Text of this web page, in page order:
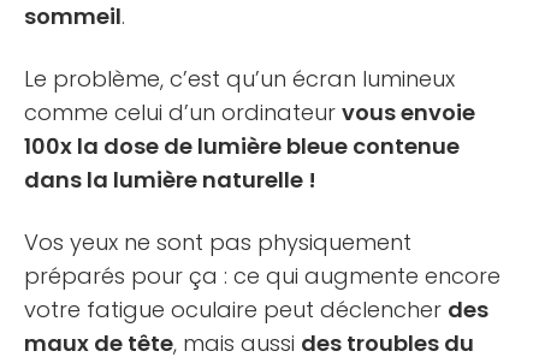
sommeil.
Le problème, c’est qu’un écran lumineux
comme celui d’un ordinateur vous envoie
100x la dose de lumière bleue contenue
dans la lumière naturelle !
Vos yeux ne sont pas physiquement
préparés pour ça : ce qui augmente encore
votre fatigue oculaire peut déclencher des
maux de tête, mais aussi des troubles du